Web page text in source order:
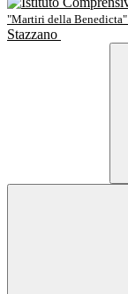
"Martiri della Benedicta"
Stazzano